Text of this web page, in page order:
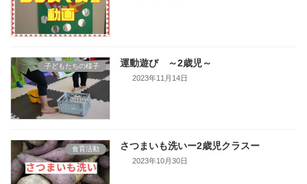
子どもたちの様子 運動遊び ～2歳児～
2023年11月14日
食育活動 さつまいも洗いー2歳児クラスー
2023年10月30日